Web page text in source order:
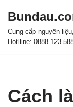
Chuyển
tới
Cung cấp nguyên
Hotlline: 0888 123
Cách